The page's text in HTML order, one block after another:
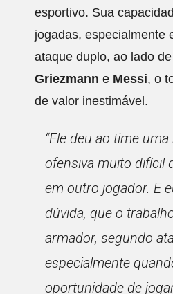
esportivo. Sua
jogadas, especialmente
ataque duplo, ao lado
Griezmann e Messi, o
de valor inestimável.
“Ele deu ao time
ofensiva muito difícil
em outro jogador. E
dúvida, que o
armador, segundo
especialmente
oportunidade de